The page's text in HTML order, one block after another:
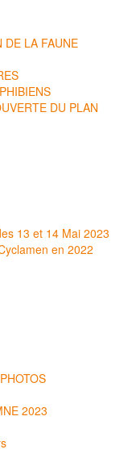
DE LA FAUNE
DU PLAN
13 et 14 Mai 2023
en 2022
2023